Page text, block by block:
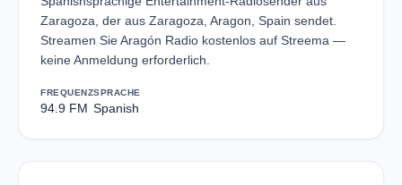
Zaragoza, der aus Zaragoza, Aragon, Spain sendet.
Streamen Sie Aragón Radio kostenlos auf Streema —
keine Anmeldung erforderlich.
FREQUENZ
94.9 FM
SPRACHE
Spanish